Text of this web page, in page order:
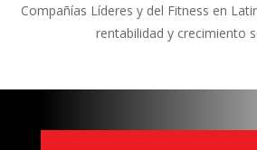
Compañías Líderes y del Fitness en
rentabilidad y crecimiento